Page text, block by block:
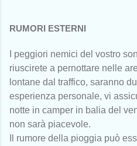
RUMORI ESTERNI
I peggiori nemici del vostro
riuscirete a pernottare nelle
lontane dal traffico, saranno
esperienza personale, vi
notte in camper in balia del
non sarà piacevole.
Il rumore della pioggia può